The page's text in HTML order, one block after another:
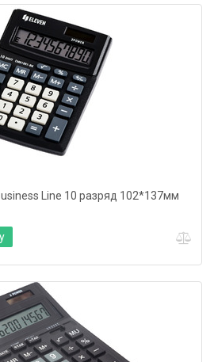
Line 10 разряд 102*137мм